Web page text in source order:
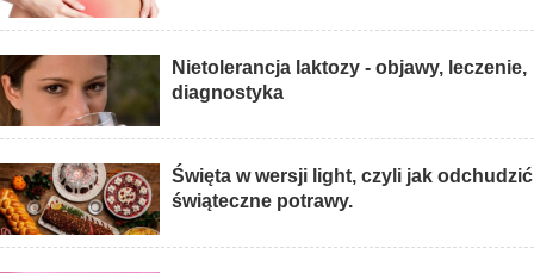
Nietolerancja laktozy - objawy, leczenie,
diagnostyka
Święta w wersji light, czyli jak odchudzić
świąteczne potrawy.